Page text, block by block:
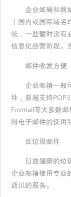
企业邮局和网站
（国内或国际域
统，一些暂时没有
信息化经营阶段。
邮件收发方便
企业邮箱一般可
件，普遍支持
Foxmail等大多数
得电子邮件的使用
反垃圾邮件
日益猖獗的垃圾
企业邮箱使用专业
通讯的服务。